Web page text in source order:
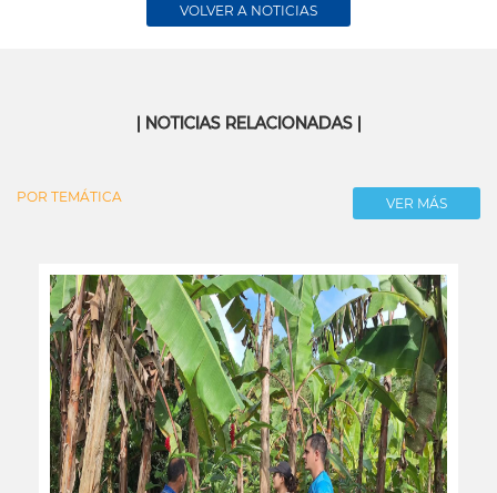
VOLVER A NOTICIAS
| NOTICIAS RELACIONADAS |
POR TEMÁTICA VER MÁS